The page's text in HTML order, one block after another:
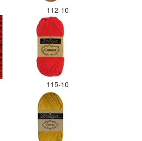
112-10
115-10